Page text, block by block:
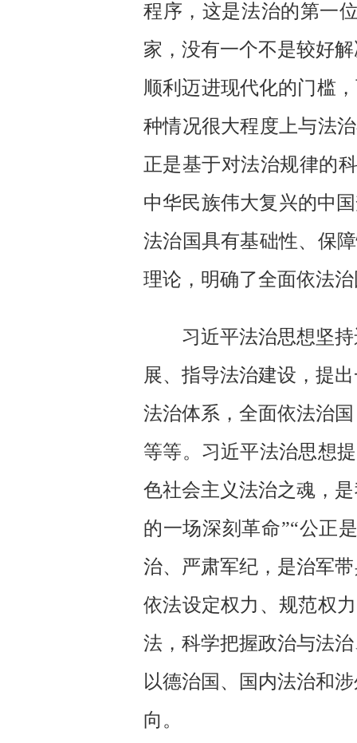
程序，这是法治的第一
家，没有一个不是较好
顺利迈进现代化的门槛
种情况很大程度上与法
正是基于对法治规律的
中华民族伟大复兴的中
法治国具有基础性、保
理论，明确了全面依法
习近平法治思想坚持
展、指导法治建设，提
法治体系，全面依法治
等等。习近平法治思想
色社会主义法治之魂，
的一场深刻革命”“公正
治、严肃军纪，是治军
依法设定权力、规范权
法，科学把握政治与法
以德治国、国内法治和
向。